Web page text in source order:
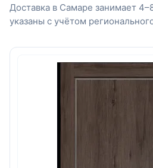
Доставка в Самаре занимает
указаны с учётом